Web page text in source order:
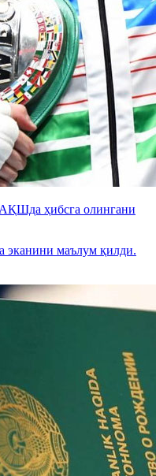
ҳибсга олингани
эканини маълум қилди.